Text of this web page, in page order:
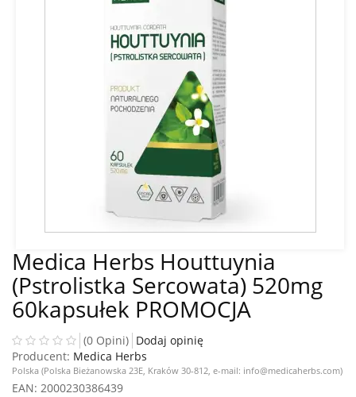
Medica Herbs Houttuynia
(Pstrolistka Sercowata) 520mg
60kapsułek PROMOCJA
(0 Opini) Dodaj opinię
Producent: Medica Herbs
Polska (Polska Bieżanowska 23E, Kraków 30-812, e-mail: info@medicaherbs.com)
EAN: 2000230386439